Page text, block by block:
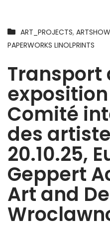
ART_PROJECTS,
PAPERWORKS LINOLPRINTS
Transport
exposition
Comité
des
20.10.25,
Geppert
Art and